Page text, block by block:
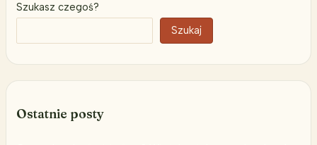
Szukasz czegoś?
Szukaj
Ostatnie posty